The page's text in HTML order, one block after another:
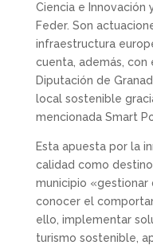
Ciencia e Innovación
Feder. Son
infraestructura
cuenta, además,
Diputación de
local sostenible
mencionada Smart
Esta apuesta por la
calidad como
municipio
conocer el
ello, implementar
turismo sostenible,